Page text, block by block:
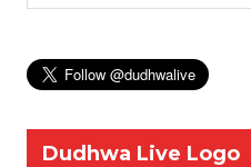
Dudhwa Live Logo